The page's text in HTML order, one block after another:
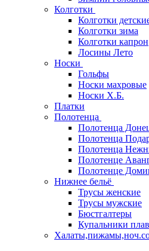
Колготки
Колготки
Колготки зима
Колготки капрон
Лосины Лето
Носки
Гольфы
Носки махровые
Носки Х.Б.
Платки
Полотенца
Полотенца
Полотенца
Полотенца
Полотенце
Полотенце
Нижнее бельё
Трусы женские
Трусы мужские
Бюстгалтеры
Купальники